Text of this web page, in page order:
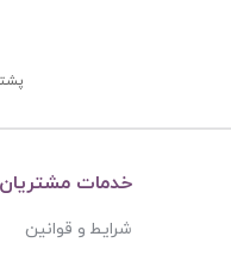
خدمات مشتریان
شرایط و قوانین